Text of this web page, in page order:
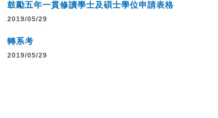
鼓勵五年一貫修讀學士及碩士學位申請表格
2019/05/29
轉系考
2019/05/29